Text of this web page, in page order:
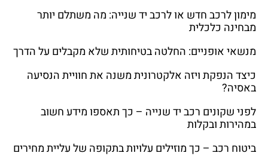
מימון לרכב חדש או לרכב יד שנייה: מה משתלם יותר
מבחינה כלכלית
מנשאי אופניים: החלטה בטיחותית שלא מקבלים על הדרך
כיצד הנפקת ויזה אלקטרונית משנה את חוויית הנסיעה
באסיה?
לפני שקונים רכב יד שנייה – כך תאספו מידע חשוב
במהירות ובקלות
ביטוח רכב – כך מוזילים עלויות בתקופה של עליית מחירים